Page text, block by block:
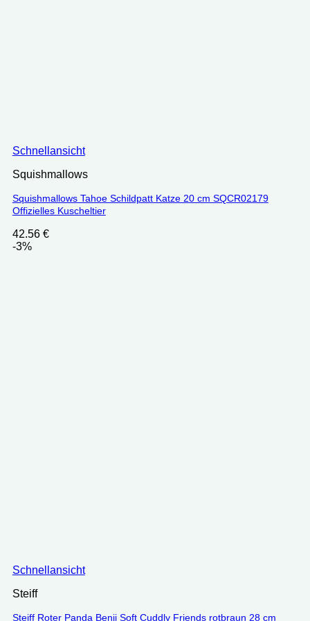
Schnellansicht
Squishmallows
Squishmallows Tahoe Schildpatt Katze 20 cm ‎SQCR02179
Offizielles Kuscheltier
42.56 €
-3%
Schnellansicht
Steiff
Steiff Roter Panda Benji Soft Cuddly Friends rotbraun 28 cm